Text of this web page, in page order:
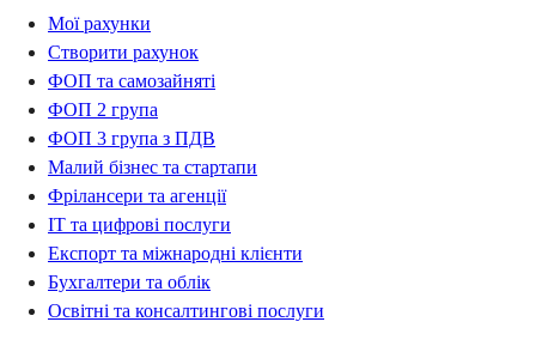
Мої рахунки
Створити рахунок
ФОП та самозайняті
ФОП 2 група
ФОП 3 група з ПДВ
Малий бізнес та стартапи
Фрілансери та агенції
IT та цифрові послуги
Експорт та міжнародні клієнти
Бухгалтери та облік
Освітні та консалтингові послуги